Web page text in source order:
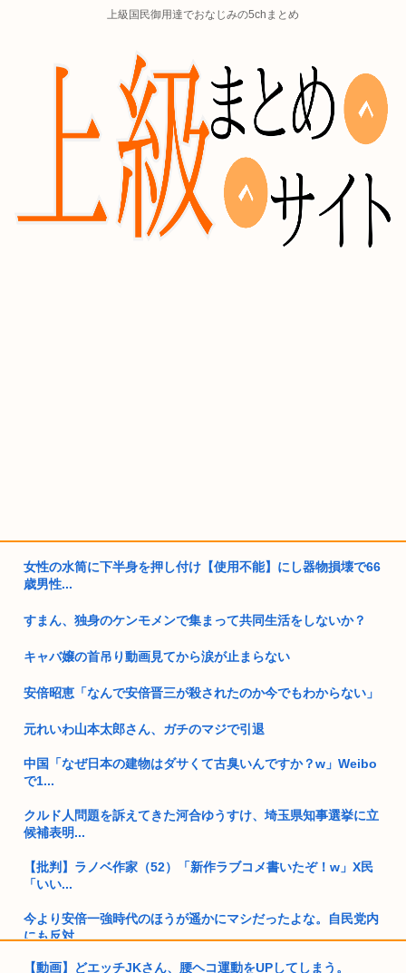
上級国民御用達でおなじみの5chまとめ
女性の水筒に下半身を押し付け【使用不能】にし器物損壊で66
歳男性...
すまん、独身のケンモメンで集まって共同生活をしないか？
キャバ嬢の首吊り動画見てから涙が止まらない
安倍昭恵「なんで安倍晋三が殺されたのか今でもわからない」
元れいわ山本太郎さん、ガチのマジで引退
中国「なぜ日本の建物はダサくて古臭いんですか？w」Weibo
で1...
クルド人問題を訴えてきた河合ゆうすけ、埼玉県知事選挙に立
候補表明...
【批判】ラノベ作家（52）「新作ラブコメ書いたぞ！w」X民
「いい...
今より安倍一強時代のほうが遥かにマシだったよな。自民党内
にも反対...
【動画】どエッチJKさん、腰ヘコ運動をUPしてしまう。